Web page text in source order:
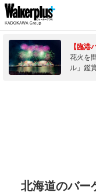
【臨港
花火を
ル」鑑
北海道のバー